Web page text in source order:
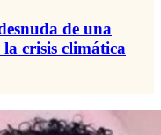
de una
crisis climática